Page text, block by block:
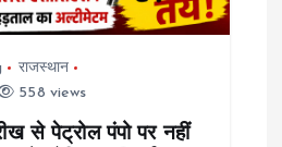
राजस्थान
558 views
से पेट्रोल पंपो पर नहीं